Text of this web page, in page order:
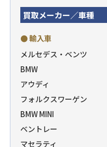
買取メーカー／車種
● 輸入車
メルセデス・ベンツ
BMW
アウディ
フォルクスワーゲン
BMW MINI
ベントレー
マセラティ